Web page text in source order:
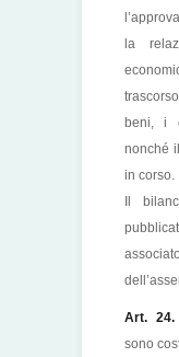
la
beni, i
nonché
in corso.
Il
Art. 24.
sono